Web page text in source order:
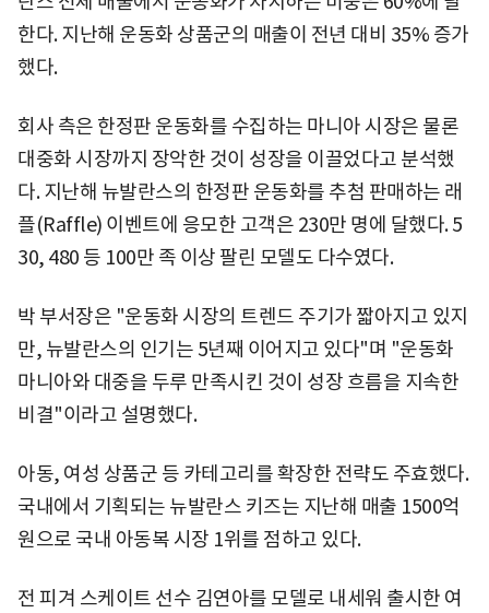
한다. 지난해 운동화 상품군의 매출이 전년 대비 35% 증가
했다.
회사 측은 한정판 운동화를 수집하는 마니아 시장은 물론
대중화 시장까지 장악한 것이 성장을 이끌었다고 분석했
다. 지난해 뉴발란스의 한정판 운동화를 추첨 판매하는 래
플(Raffle) 이벤트에 응모한 고객은 230만 명에 달했다. 5
30, 480 등 100만 족 이상 팔린 모델도 다수였다.
박 부서장은 "운동화 시장의 트렌드 주기가 짧아지고 있지
만, 뉴발란스의 인기는 5년째 이어지고 있다"며 "운동화
마니아와 대중을 두루 만족시킨 것이 성장 흐름을 지속한
비결"이라고 설명했다.
아동, 여성 상품군 등 카테고리를 확장한 전략도 주효했다.
국내에서 기획되는 뉴발란스 키즈는 지난해 매출 1500억
원으로 국내 아동복 시장 1위를 점하고 있다.
전 피겨 스케이트 선수 김연아를 모델로 내세워 출시한 여